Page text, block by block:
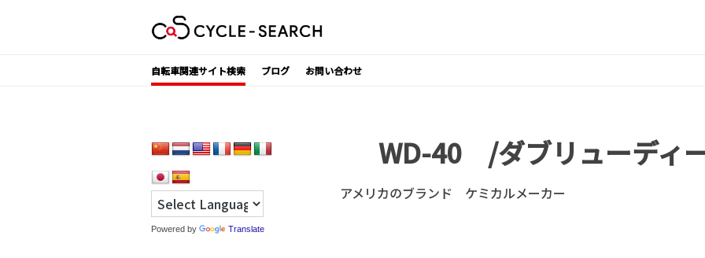
自転車関連サイト検索 ブログ お問い合わせ
WD-40 /ダブリューディ
アメリカのブランド ケミカルメーカー
Powered by Translate